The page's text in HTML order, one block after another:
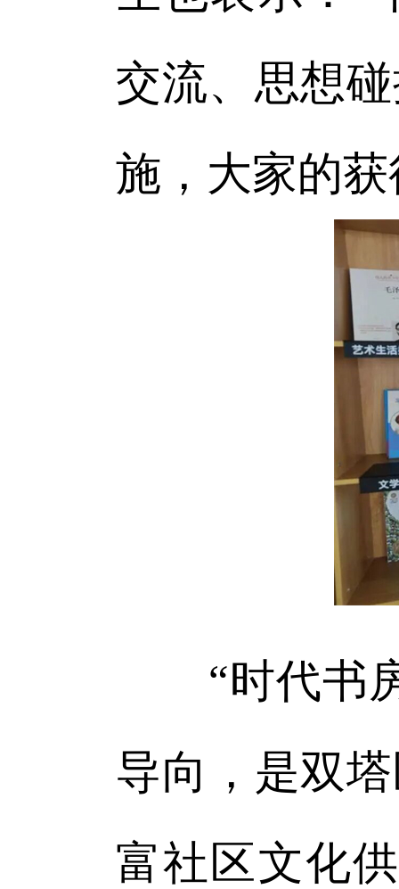
交流、思想
施，大家的
“时代书房
导向，是双
富社区文化